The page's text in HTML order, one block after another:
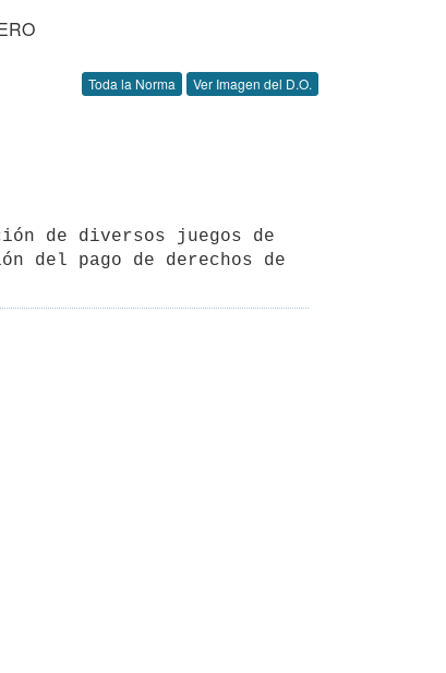
Toda la Norma Ver Imagen del D.O.
de diversos juegos de
del pago de derechos de